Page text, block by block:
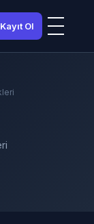
Kayıt Ol